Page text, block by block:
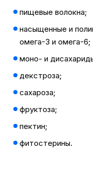
пищевые волокна;
насыщенные и
омега-3 и омега-6;
моно- и
декстроза;
сахароза;
фруктоза;
пектин;
фитостерины.